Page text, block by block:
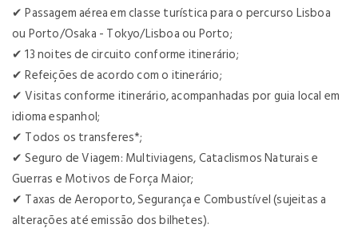
✔Passagem aérea em classe turística para o percurso Lisboa
ou Porto/Osaka - Tokyo/Lisboa ou Porto;
✔13noites de circuito conforme itinerário;
✔Refeições de acordo com o itinerário;
✔Visitas conforme itinerário, acompanhadas por guia local em
idioma espanhol;
✔ Todos os transferes*;
✔Seguro de Viagem: Multiviagens, Cataclismos Naturais e
Guerras e Motivos de Força Maior;
✔ Taxas de Aeroporto, Segurança e Combustível (sujeitas a
alterações até emissão dos bilhetes).